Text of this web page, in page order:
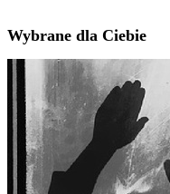
Wybrane dla Ciebie